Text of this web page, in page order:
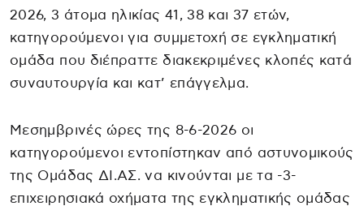
2026, 3 άτομα ηλικίας 41, 38 και 37 ετών,
κατηγορούμενοι για συμμετοχή σε εγκληματική
ομάδα που διέπραττε διακεκριμένες κλοπές κατά
συναυτουργία και κατ’ επάγγελμα.
Μεσημβρινές ώρες της 8-6-2026 οι
κατηγορούμενοι εντοπίστηκαν από αστυνομικούς
της Ομάδας ΔΙ.ΑΣ. να κινούνται με τα -3-
επιχειρησιακά οχήματα της εγκληματικής ομάδας